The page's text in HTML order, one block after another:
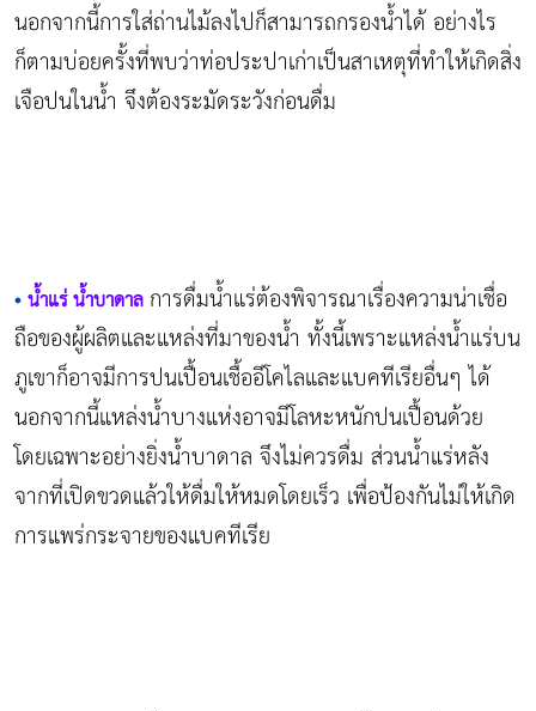
นอกจากนี้การใส่ถ่านไม้ลงไปก็สามารถกรองน้ำได้ อย่างไร
ก็ตามบ่อยครั้งที่พบว่าท่อประปาเก่าเป็นสาเหตุที่ทำให้เกิดสิ่ง
เจือปนในน้ำ จึงต้องระมัดระวังก่อนดื่ม
• น้ำแร่ น้ำบาดาล การดื่มน้ำแร่ต้องพิจารณาเรื่องความน่าเชื่อ
ถือของผู้ผลิตและแหล่งที่มาของน้ำ ทั้งนี้เพราะแหล่งน้ำแร่บน
ภูเขาก็อาจมีการปนเปื้อนเชื้ออีโคไลและแบคทีเรียอื่นๆ ได้
นอกจากนี้แหล่งน้ำบางแห่งอาจมีโลหะหนักปนเปื้อนด้วย
โดยเฉพาะอย่างยิ่งน้ำบาดาล จึงไม่ควรดื่ม ส่วนน้ำแร่หลัง
จากที่เปิดขวดแล้วให้ดื่มให้หมดโดยเร็ว เพื่อป้องกันไม่ให้เกิด
การแพร่กระจายของแบคทีเรีย